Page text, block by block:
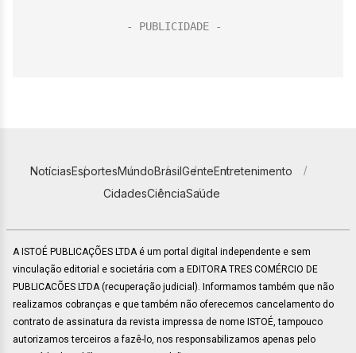
NotíciasEsportesMundoBrasilGenteEntretenimento
CidadesCiênciaSaúde
A ISTOÉ PUBLICAÇÕES LTDA é um portal digital independente e sem
vinculação editorial e societária com a EDITORA TRES COMÉRCIO DE
PUBLICACÕES LTDA (recuperação judicial). Informamos também que não
realizamos cobranças e que também não oferecemos cancelamento do
contrato de assinatura da revista impressa de nome ISTOÉ, tampouco
autorizamos terceiros a fazê-lo, nos responsabilizamos apenas pelo